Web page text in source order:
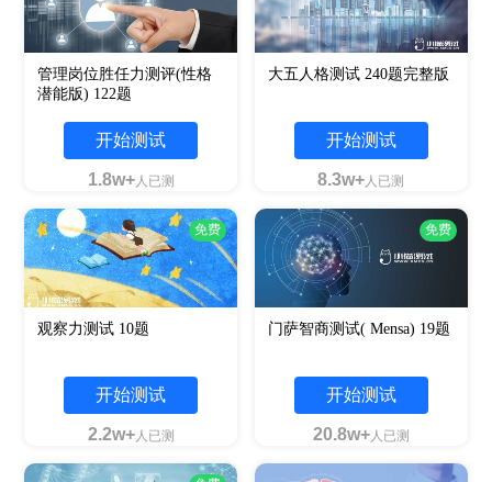
管理岗位胜任力测评(性格
潜能版) 122题
开始测试
1.8w+人已测
大五人格测试 240题完整版
开始测试
8.3w+人已测
免费
观察力测试 10题
开始测试
2.2w+人已测
免费
门萨智商测试( Mensa) 19题
开始测试
20.8w+人已测